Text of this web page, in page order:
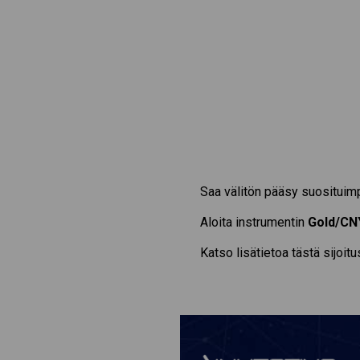
Saa välitön pääsy
Aloita instrumentin Gold/
Katso lisätietoa tästä